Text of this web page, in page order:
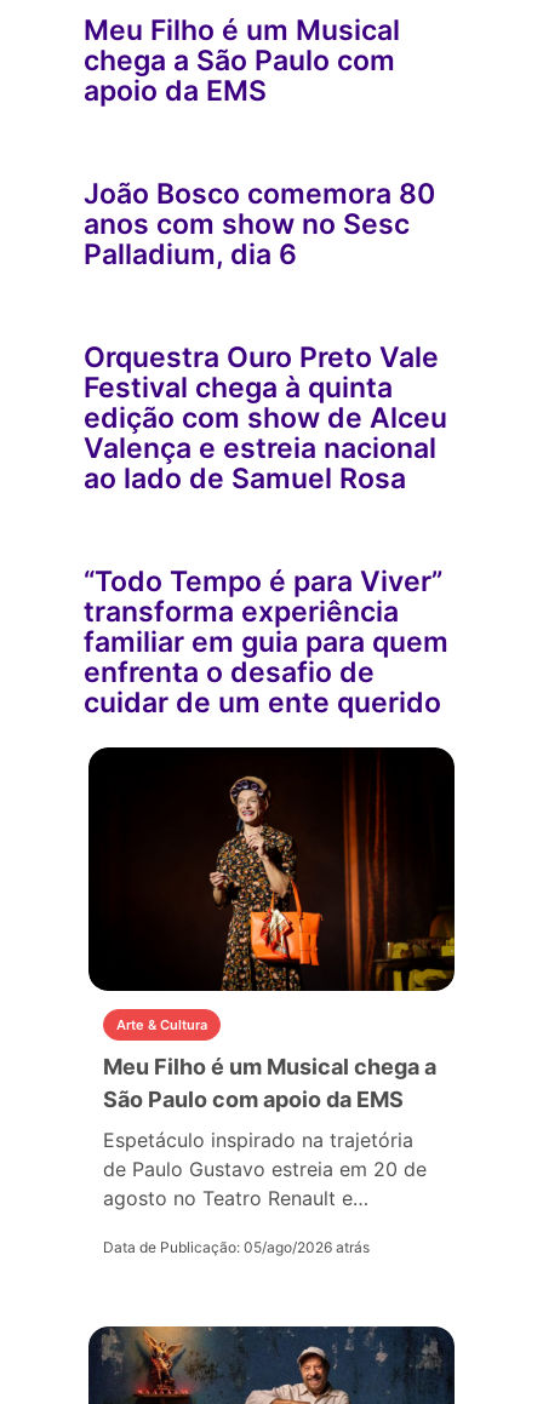
Meu Filho é um Musical
chega a São Paulo com
apoio da EMS
João Bosco comemora 80
anos com show no Sesc
Palladium, dia 6
Orquestra Ouro Preto Vale
Festival chega à quinta
edição com show de Alceu
Valença e estreia nacional
ao lado de Samuel Rosa
“Todo Tempo é para Viver”
transforma experiência
familiar em guia para quem
enfrenta o desafio de
cuidar de um ente querido
Arte & Cultura
Meu Filho é um Musical chega a
São Paulo com apoio da EMS
Espetáculo inspirado na trajetória
de Paulo Gustavo estreia em 20 de
agosto no Teatro Renault e…
Data de Publicação: 05/ago/2026 atrás